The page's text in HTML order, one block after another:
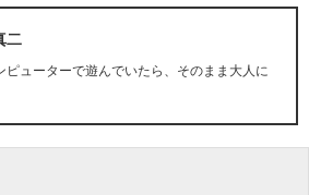
二
ピューターで遊んでいたら、そのまま大人に